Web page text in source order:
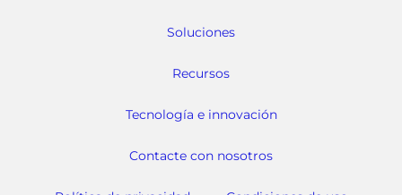
Soluciones
Recursos
Tecnología e innovación
Contacte con nosotros